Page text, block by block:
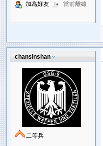
加為好友
當前離線
chansinshan
二等兵